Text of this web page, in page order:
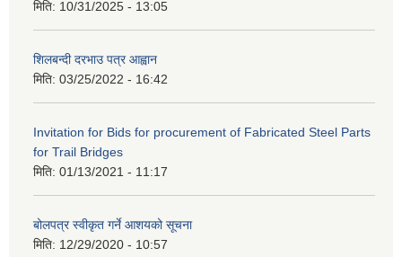
मिति: 10/31/2025 - 13:05
शिलबन्दी दरभाउ पत्र आह्वान
मिति: 03/25/2022 - 16:42
Invitation for Bids for procurement of Fabricated Steel Parts
for Trail Bridges
मिति: 01/13/2021 - 11:17
बोलपत्र स्वीकृत गर्ने आशयको सूचना
मिति: 12/29/2020 - 10:57